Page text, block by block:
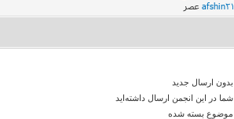
afshin21
بدون ارسال جدید‌
شما در این انجمن ارسال داشته‌اید
موضوع بسته شده